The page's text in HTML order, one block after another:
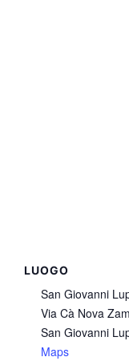
LUOGO
San Giovanni
Via Cà Nova
San Giovanni
Maps